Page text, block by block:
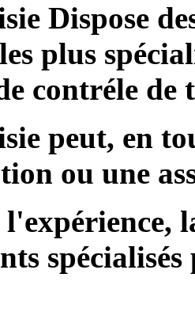
Dispose
plus
contréle de
peut, en
ou une